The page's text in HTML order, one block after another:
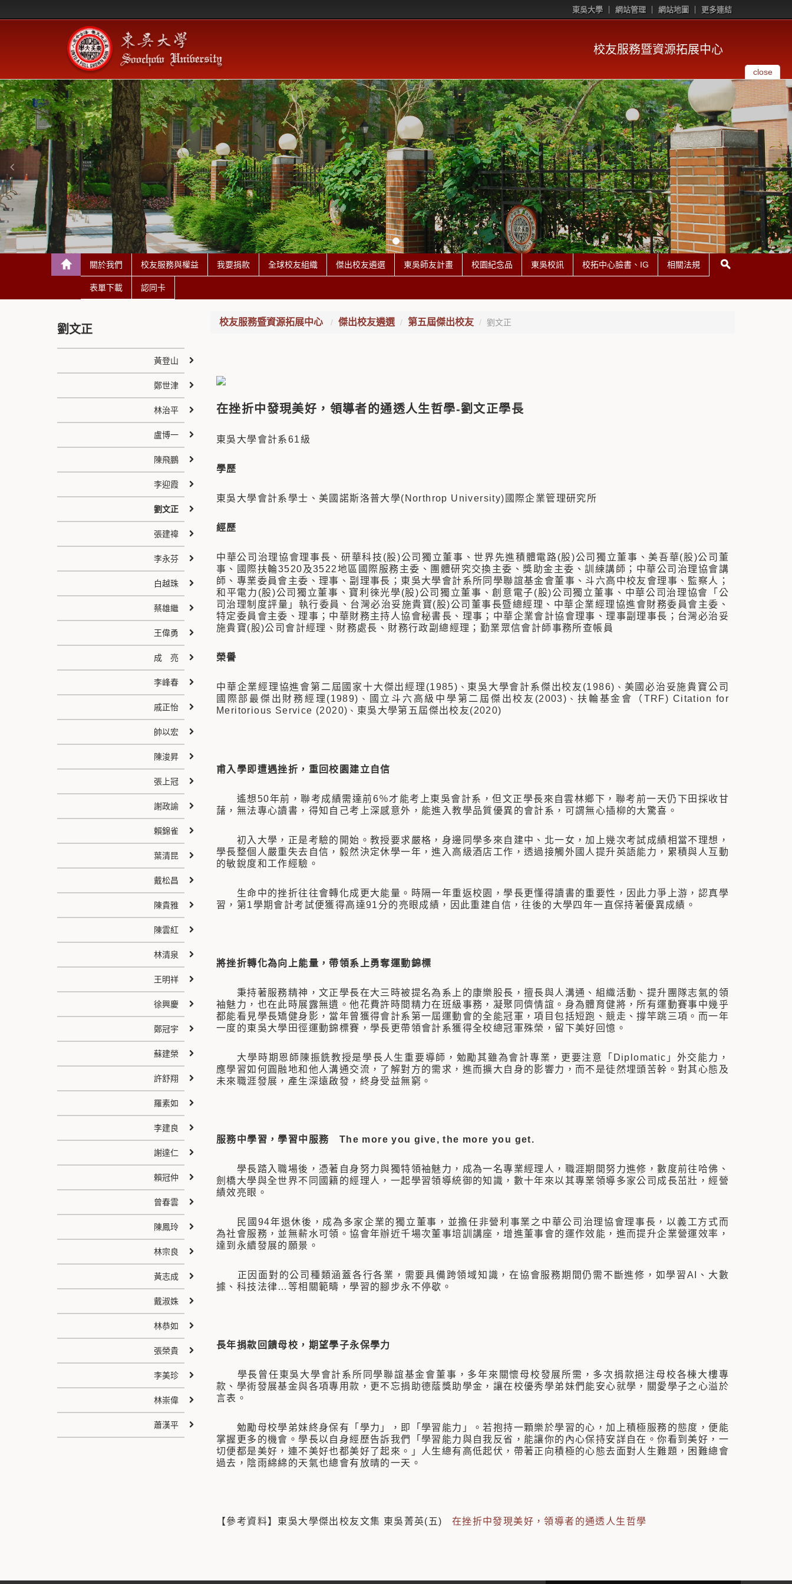
東吳大學 網站管理 網站地圖 更多連結
校友服務暨資源拓展中心
close
關於我們 校友服務與權益 我要捐款 全球校友組織 傑出校友遴選 東吳師友計畫 校園紀念品 東吳校訊 校拓中心臉書、IG 相關法規
表單下載 認同卡
校友服務暨資源拓展中心 傑出校友遴選 第五屆傑出校友 劉文正
在挫折中發現美好，領導者的通透人生哲學-劉文正學長
東吳大學會計系61級
學歷
東吳大學會計系學士、 美國諾斯洛普大學(Northrop University)國際企業管理研究所
經歷
中華公司治理協會理事長、研華科技(股)公司獨立董事、世界先進積體電路(股)公司獨立董事、美吾華(股)公司董
事、國際扶輪3520及3522地區國際服務主委、團體研究交換主委、獎助金主委、訓練講師；中華公司治理協會講
師、專業委員會主委、理事、副理事長；東吳大學會計系所同學聯誼基金會董事、斗六高中校友會理事、監察人；
和平電力(股)公司獨立董事、寶利徠光學(股)公司獨立董事、創意電子(股)公司獨立董事、中華公司治理協會「公
司治理制度評量」執行委員、台灣必治妥施貴寶(股)公司董事長暨總經理、中華企業經理協進會財務委員會主委、
特定委員會主委、理事；中華財務主持人協會秘書長、理事；中華企業會計協會理事、理事副理事長；台灣必治妥
施貴寶(股)公司會計經理、財務處長、財務行政副總經理；勤業眾信會計師事務所查帳員
榮譽
中華企業經理協進會第二屆國家十大傑出經理(1985) 、 東吳大學會計系傑出校友(1986) 、 美國必治妥施貴寶公司
國際部最傑出財務經理(1989) 、 國立斗六高級中學第二屆傑出校友(2003) 、扶輪基金會（TRF) Citation for
Meritorious Service (2020) 、 東吳大學第五屆傑出校友(2020)
甫入學即遭遇挫折，重回校園建立自信
遙想50年前，聯考成績需達前6％才能考上東吳會計系，但文正學長來自雲林鄉下，聯考前一天仍下田採收甘
藷，無法專心讀書，得知自己考上深感意外，能進入教學品質優異的會計系，可謂無心插柳的大驚喜。
初入大學，正是考驗的開始。教授要求嚴格，身邊同學多來自建中、北一女，加上幾次考試成績相當不理想，
學長整個人嚴重失去自信，毅然決定休學一年，進入高級酒店工作，透過接觸外國人提升英語能力，累積與人互動
的敏銳度和工作經驗。
生命中的挫折往往會轉化成更大能量。時隔一年重返校園，學長更懂得讀書的重要性，因此力爭上游，認真學
習，第1學期會計考試便獲得高達91分的亮眼成績，因此重建自信，往後的大學四年一直保持著優異成績。
將挫折轉化為向上能量，帶領系上勇奪運動錦標
秉持著服務精神，文正學長在大三時被提名為系上的康樂股長，擅長與人溝通、組織活動、提升團隊志氣的領
袖魅力，也在此時展露無遺。他花費許時間精力在班級事務，凝聚同儕情誼。身為體育健將，所有運動賽事中幾乎
都能看見學長矯健身影，當年曾獲得會計系第一屆運動會的全能冠軍，項目包括短跑、競走、撐竿跳三項。而一年
一度的東吳大學田徑運動錦標賽，學長更帶領會計系獲得全校總冠軍殊榮，留下美好回憶。
大學時期恩師陳振銑教授是學長人生重要導師，勉勵其雖為會計專業，更要注意「Diplomatic」外交能力，
應學習如何圓融地和他人溝通交流，了解對方的需求，進而擴大自身的影響力，而不是徒然埋頭苦幹。對其心態及
未來職涯發展，產生深遠啟發，終身受益無窮。
服務中學習，學習中服務 The more you give, the more you get.
學長踏入職場後，憑著自身努力與獨特領袖魅力，成為一名專業經理人，職涯期間努力進修，數度前往哈佛、
劍橋大學與全世界不同國籍的經理人，一起學習領導統御的知識，數十年來以其專業領導多家公司成長茁壯，經營
績效亮眼。
民國94年退休後，成為多家企業的獨立董事，並擔任非營利事業之中華公司治理協會理事長，以義工方式而
為社會服務，並無薪水可領。協會年辦近千場次董事培訓講座，增進董事會的運作效能，進而提升企業營運效率，
達到永續發展的願景。
正因面對的公司種類涵蓋各行各業，需要具備跨領域知識，在協會服務期間仍需不斷進修，如學習AI、大數
據、科技法律…等相關範疇，學習的腳步永不停歇。
長年捐款回饋母校，期望學子永保學力
學長曾任東吳大學會計系所同學聯誼基金會董事，多年來關懷母校發展所需，多次捐款挹注母校各棟大樓專
款、學術發展基金與各項專用款，更不忘捐助德蔭獎助學金，讓在校優秀學弟妹們能安心就學，關愛學子之心溢於
言表。
勉勵母校學弟妹終身保有「學力」，即「學習能力」。若抱持一顆樂於學習的心，加上積極服務的態度，便能
掌握更多的機會。學長以自身經歷告訴我們「學習能力與自我反省，能讓你的內心保持安詳自在。你看到美好，一
切便都是美好，連不美好也都美好了起來。」人生總有高低起伏，帶著正向積極的心態去面對人生難題，困難總會
過去，陰雨綿綿的天氣也總會有放晴的一天。
【參考資料】東吳大學傑出校友文集 東吳菁英(五) 在挫折中發現美好，領導者的通透人生哲學
劉文正
黃登山
鄭世津
林治平
盧博一
陳飛鵬
李迎霞
劉文正
張建禕
李永芬
白越珠
蔡雄繼
王偉勇
成 亮
李峰春
戚正怡
帥以宏
陳浚昇
張上冠
謝政諭
賴錦雀
葉清昆
戴松昌
陳貴雅
陳雲紅
林清泉
王明祥
徐興慶
鄭冠宇
蘇建榮
許舒翔
羅素如
李建良
謝達仁
賴冠仲
曾春雲
陳鳳玲
林宗良
黃志成
戴淑姝
林恭如
張榮貴
李美珍
林崇偉
蕭漢平